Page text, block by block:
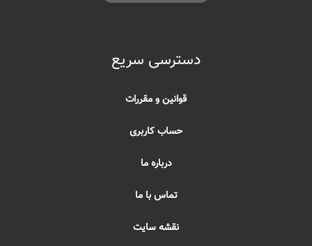
دسترسی سریع
قوانین و مقررات
حساب کاربری
درباره ما
تماس با ما
نقشه سایت